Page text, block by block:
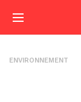
ENVIRONNEMENT